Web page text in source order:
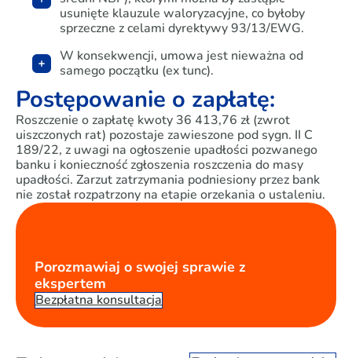
usunięte klauzule waloryzacyjne, co byłoby
sprzeczne z celami dyrektywy 93/13/EWG.
W konsekwencji, umowa jest nieważna od
samego początku (ex tunc).
Postępowanie o zapłatę:
Roszczenie o zapłatę kwoty 36 413,76 zł (zwrot
uiszczonych rat) pozostaje zawieszone pod sygn. II C
189/22, z uwagi na ogłoszenie upadłości pozwanego
banku i konieczność zgłoszenia roszczenia do masy
upadłości. Zarzut zatrzymania podniesiony przez bank
nie został rozpatrzony na etapie orzekania o ustaleniu.
Porozmawiaj o swojej sprawie z
ekspertem
Bezpłatna konsultacja